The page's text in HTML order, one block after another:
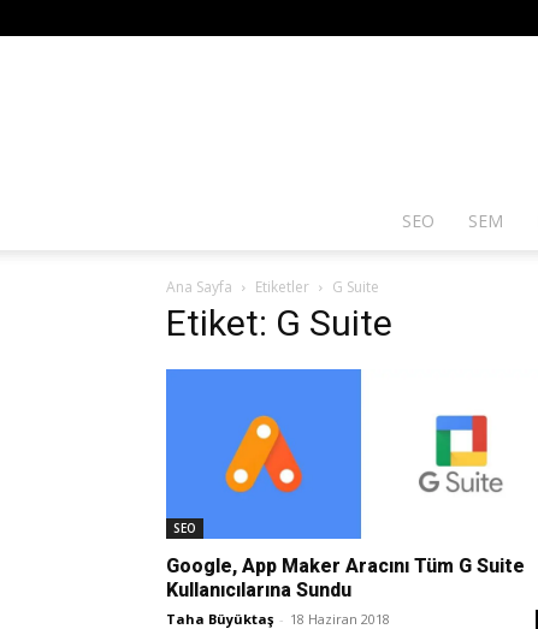
SEO SEM
Ana Sayfa Etiketler G Suite
Etiket: G Suite
SEO
Google, App Maker Aracını Tüm G Suite
Kullanıcılarına Sundu
Taha Büyüktaş - 18 Haziran 2018